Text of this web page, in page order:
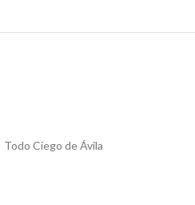
Todo Ciego de Ávila